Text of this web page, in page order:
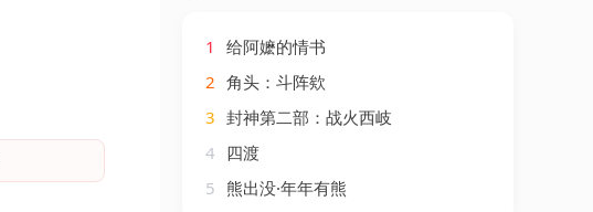
1
给阿嬷的情书
2 角头：斗阵欸
3 封神第二部：战火西岐
4 四渡
5 熊出没·年年有熊